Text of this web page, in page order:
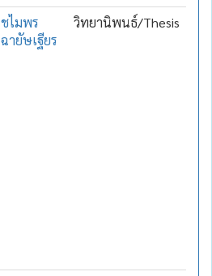
ชไมพร
ฉายัษเฐียร
วิทยานิพนธ์/Thesis